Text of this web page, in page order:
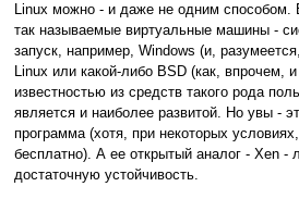
Linux можно - и даже не одним способом.
так называемые виртуальные машины -
запуск, например, Windows (и,
Linux или какой-либо BSD (как, впрочем,
известностью из средств такого рода
является и наиболее развитой. Но увы -
программа (хотя, при некоторых
бесплатно). А ее открытый аналог - Xen -
достаточную устойчивость.